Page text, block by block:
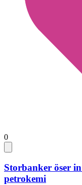
0
Storbanker öser
petrokemi